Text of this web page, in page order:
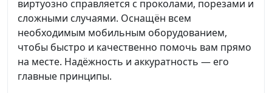
виртуозно справляется с проколами, порезами и
сложными случаями. Оснащён всем
необходимым мобильным оборудованием,
чтобы быстро и качественно помочь вам прямо
на месте. Надёжность и аккуратность — его
главные принципы.